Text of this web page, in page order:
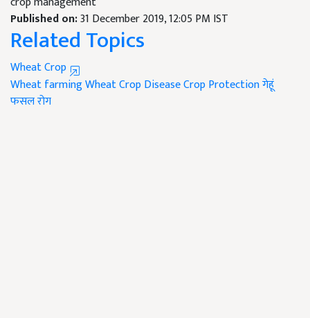
Published on:31 December 2019, 12:05 PM IST
Related Topics
Wheat Crop
Wheat farmingWheat Crop DiseaseCrop Protectionगेहूं
फसल रोग